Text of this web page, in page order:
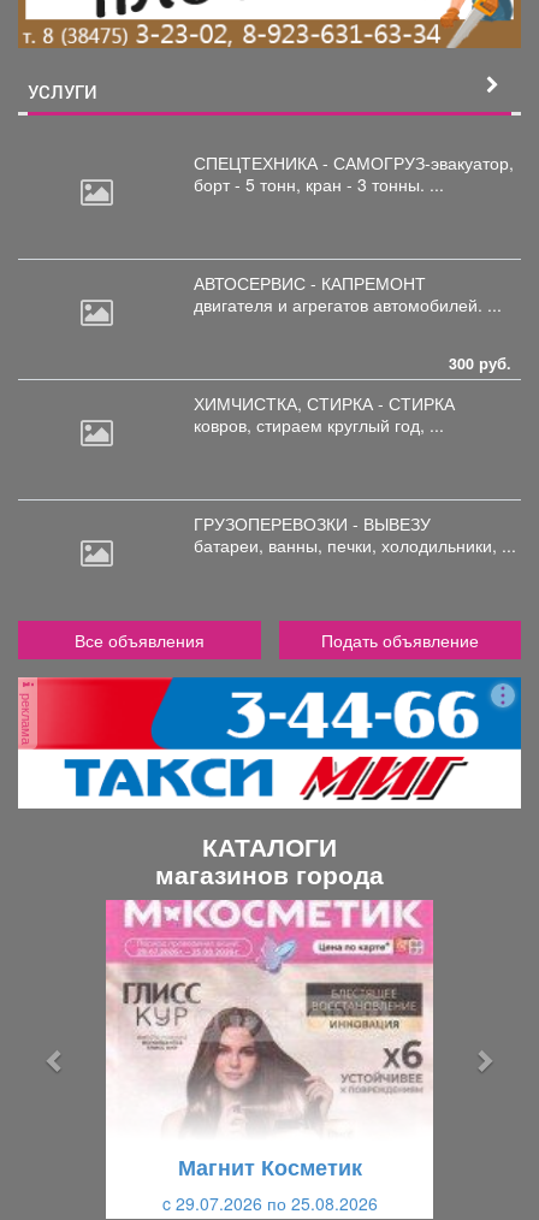
УСЛУГИ
СПЕЦТЕХНИКА - САМОГРУЗ-эвакуатор,
борт - 5 тонн, кран - 3 тонны. ...
АВТОСЕРВИС - КАПРЕМОНТ
двигателя и агрегатов автомобилей. ...
300 руб.
ХИМЧИСТКА, СТИРКА - СТИРКА
ковров, стираем круглый год, ...
ГРУЗОПЕРЕВОЗКИ - ВЫВЕЗУ
батареи, ванны, печки, холодильники, ...
Все объявления Подать объявление
реклама
КАТАЛОГИ
магазинов города
Магнит Косметик
c 29.07.2026 по 25.08.2026